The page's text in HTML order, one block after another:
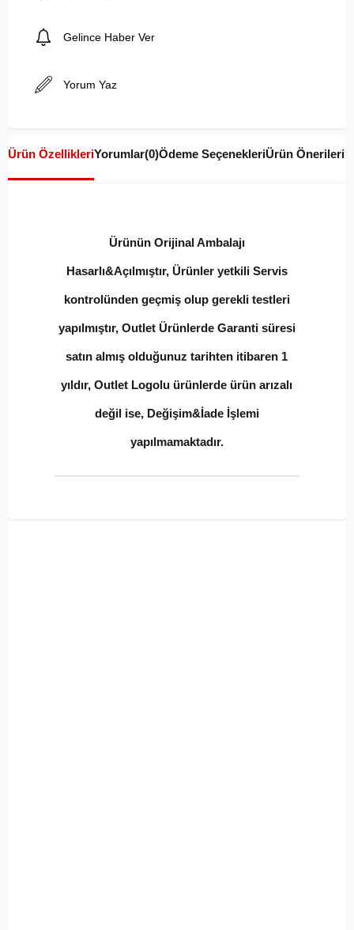
Gelince Haber Ver
Yorum Yaz
Ürün ÖzellikleriYorumlar(0)Ödeme SeçenekleriÜrün Önerileri
Ürünün Orijinal Ambalajı
Hasarlı&Açılmıştır, Ürünler yetkili Servis
kontrolünden geçmiş olup gerekli testleri
yapılmıştır, Outlet Ürünlerde Garanti süresi
satın almış olduğunuz tarihten itibaren 1
yıldır, Outlet Logolu ürünlerde ürün arızalı
değil ise, Değişim&İade İşlemi
yapılmamaktadır.